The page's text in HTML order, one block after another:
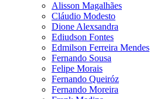
Alisson Magalhães
Cláudio Modesto
Dione Alexsandra
Ediudson Fontes
Edmilson Ferreira Mendes
Fernando Sousa
Felipe Morais
Fernando Queiróz
Fernando Moreira